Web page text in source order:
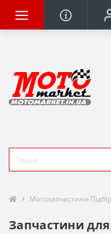
Мотозапчастини
Запчастини